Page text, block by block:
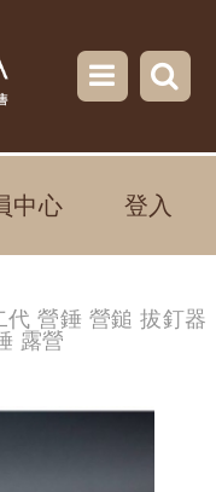
中心 登入
代 營錘 營鎚 拔釘器
露營